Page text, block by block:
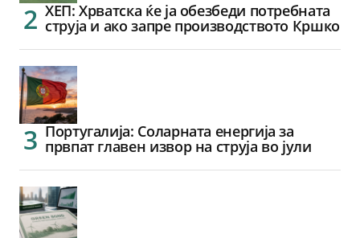
ХЕП: Хрватска ќе ја обезбеди потребната
струја и ако запре производството Кршко
Португалија: Соларната енергија за
првпат главен извор на струја во јули